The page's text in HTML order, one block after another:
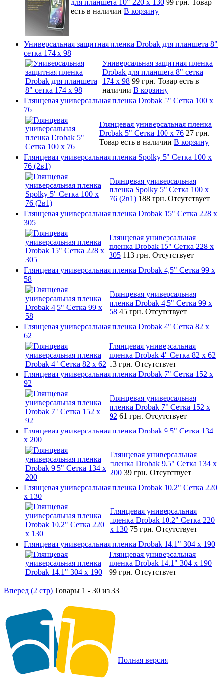
для планшета 10" 220 x 130 99 грн. Товар
есть в наличии В корзину
Универсальная защитная пленка Drobak для планшета 8"
сетка 174 x 98
Универсальная защитная пленка
Drobak для планшета 8" сетка
174 x 98 99 грн. Товар есть в
наличии В корзину
Глянцевая универсальная пленка Drobak 5" Сетка 100 x
76
Глянцевая универсальная пленка
Drobak 5" Сетка 100 x 76 27 грн.
Товар есть в наличии В корзину
Глянцевая универсальная пленка Spolky 5" Сетка 100 x
76 (2в1)
Глянцевая универсальная
пленка Spolky 5" Сетка 100 x
76 (2в1) 188 грн. Отсутствует
Глянцевая универсальная пленка Drobak 15" Сетка 228 x
305
Глянцевая универсальная
пленка Drobak 15" Сетка 228 x
305 113 грн. Отсутствует
Глянцевая универсальная пленка Drobak 4,5" Сетка 99 x
58
Глянцевая универсальная
пленка Drobak 4,5" Сетка 99 x
58 45 грн. Отсутствует
Глянцевая универсальная пленка Drobak 4" Сетка 82 x
62
Глянцевая универсальная
пленка Drobak 4" Сетка 82 x 62
13 грн. Отсутствует
Глянцевая универсальная пленка Drobak 7" Сетка 152 x
92
Глянцевая универсальная
пленка Drobak 7" Сетка 152 x
92 61 грн. Отсутствует
Глянцевая универсальная пленка Drobak 9.5" Сетка 134
x 200
Глянцевая универсальная
пленка Drobak 9.5" Сетка 134 x
200 39 грн. Отсутствует
Глянцевая универсальная пленка Drobak 10.2" Сетка 220
x 130
Глянцевая универсальная
пленка Drobak 10.2" Сетка 220
x 130 75 грн. Отсутствует
Глянцевая универсальная пленка Drobak 14.1" 304 х 190
Глянцевая универсальная
пленка Drobak 14.1" 304 х 190
99 грн. Отсутствует
Вперед (2 стр) Товары 1 - 30 из 33
Полная версия